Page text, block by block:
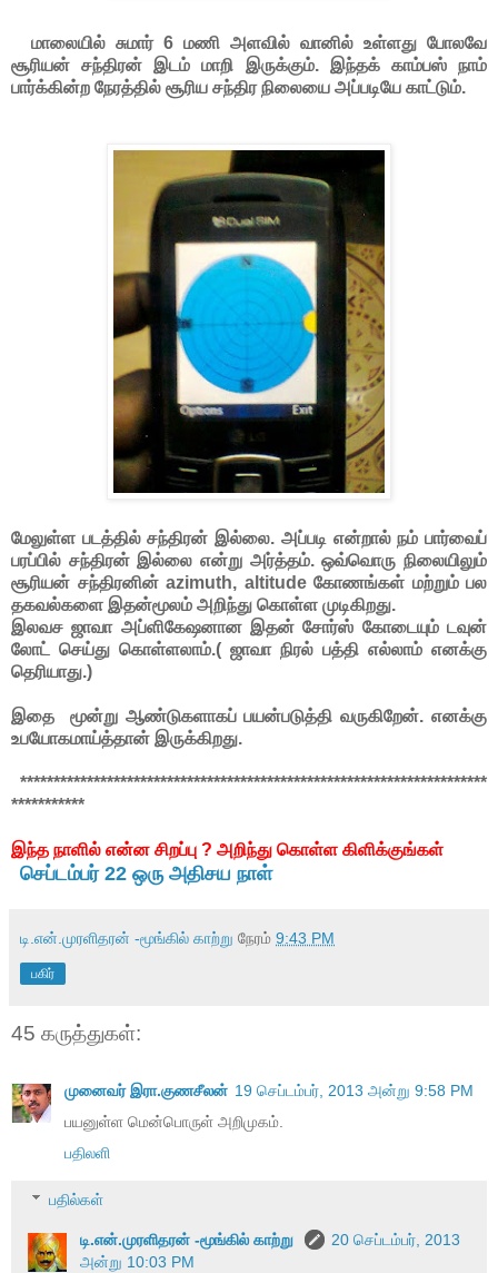
மாலையில் சுமார் 6 மணி அளவில் வானில் உள்ளது போலவே
சூரியன் சந்திரன் இடம் மாறி இருக்கும். இந்தக் காம்பஸ் நாம்
பார்க்கின்ற நேரத்தில் சூரிய சந்திர நிலையை அப்படியே காட்டும்.
மேலுள்ள படத்தில் சந்திரன் இல்லை. அப்படி என்றால் நம் பார்வைப்
பரப்பில் சந்திரன் இல்லை என்று அர்த்தம். ஒவ்வொரு நிலையிலும்
சூரியன் சந்திரனின் azimuth, altitude கோணங்கள் மற்றும் பல
தகவல்களை இதன்மூலம் அறிந்து கொள்ள முடிகிறது.
இலவச ஜாவா அப்ளிகேஷனான இதன் சோர்ஸ் கோடையும் டவுன்
லோட் செய்து கொள்ளலாம்.( ஜாவா நிரல் பத்தி எல்லாம் எனக்கு
தெரியாது.)
இதை மூன்று ஆண்டுகளாகப் பயன்படுத்தி வருகிறேன். எனக்கு
உபயோகமாய்த்தான் இருக்கிறது.
**********************************************************************
***********
இந்த நாளில் என்ன சிறப்பு ? அறிந்து கொள்ள கிளிக்குங்கள்
செப்டம்பர் 22 ஒரு அதிசய நாள்
டி.என்.முரளிதரன் -மூங்கில் காற்று நேரம் 9:43 PM
பகிர்
45 கருத்துகள்:
முனைவர் இரா.குணசீலன் 19 செப்டம்பர், 2013 அன்று 9:58 PM
பயனுள்ள மென்பொருள் அறிமுகம்.
பதிலளி
பதில்கள்
டி.என்.முரளிதரன் -மூங்கில் காற்று
20 செப்டம்பர், 2013
அன்று 10:03 PM